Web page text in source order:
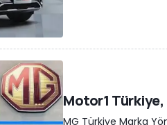
Motor1
MG Türkiye Marka